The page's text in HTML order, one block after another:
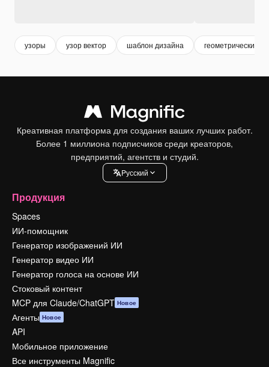
узоры узор вектор шаблон дизайна геометрические
Креативная платформа для создания ваших лучших работ.
Более 1 миллиона подписчиков среди креаторов,
предприятий, агентств и студий.
Pусский
Продукция
Spaces
ИИ-помощник
Генератор изображений ИИ
Генератор видео ИИ
Генератор голоса на основе ИИ
Стоковый контент
MCP для Claude/ChatGPT Новое
Агенты Новое
API
Мобильное приложение
Все инструменты Magnific